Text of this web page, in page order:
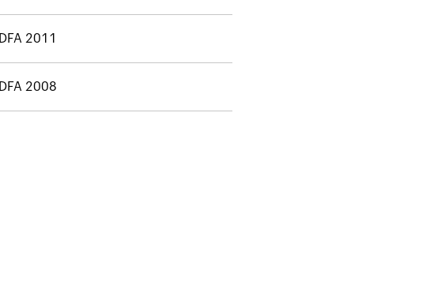
IDFA 2011
IDFA 2008